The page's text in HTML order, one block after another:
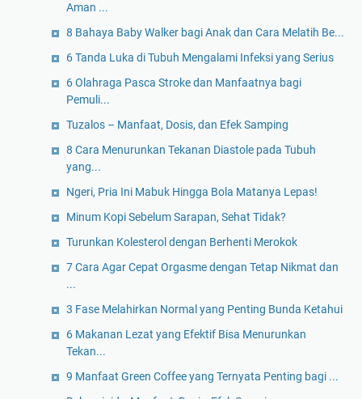
Aman ...
8 Bahaya Baby Walker bagi Anak dan Cara Melatih Be...
6 Tanda Luka di Tubuh Mengalami Infeksi yang Serius
6 Olahraga Pasca Stroke dan Manfaatnya bagi
Pemuli...
Tuzalos – Manfaat, Dosis, dan Efek Samping
8 Cara Menurunkan Tekanan Diastole pada Tubuh
yang...
Ngeri, Pria Ini Mabuk Hingga Bola Matanya Lepas!
Minum Kopi Sebelum Sarapan, Sehat Tidak?
Turunkan Kolesterol dengan Berhenti Merokok
7 Cara Agar Cepat Orgasme dengan Tetap Nikmat dan
...
3 Fase Melahirkan Normal yang Penting Bunda Ketahui
6 Makanan Lezat yang Efektif Bisa Menurunkan
Tekan...
9 Manfaat Green Coffee yang Ternyata Penting bagi ...